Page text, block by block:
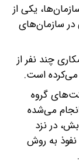
یکی از
در سازمان‌های
چند نفر از
می‌کرده است.
گروه
می‌شده
در نزد
نفوذ به روش